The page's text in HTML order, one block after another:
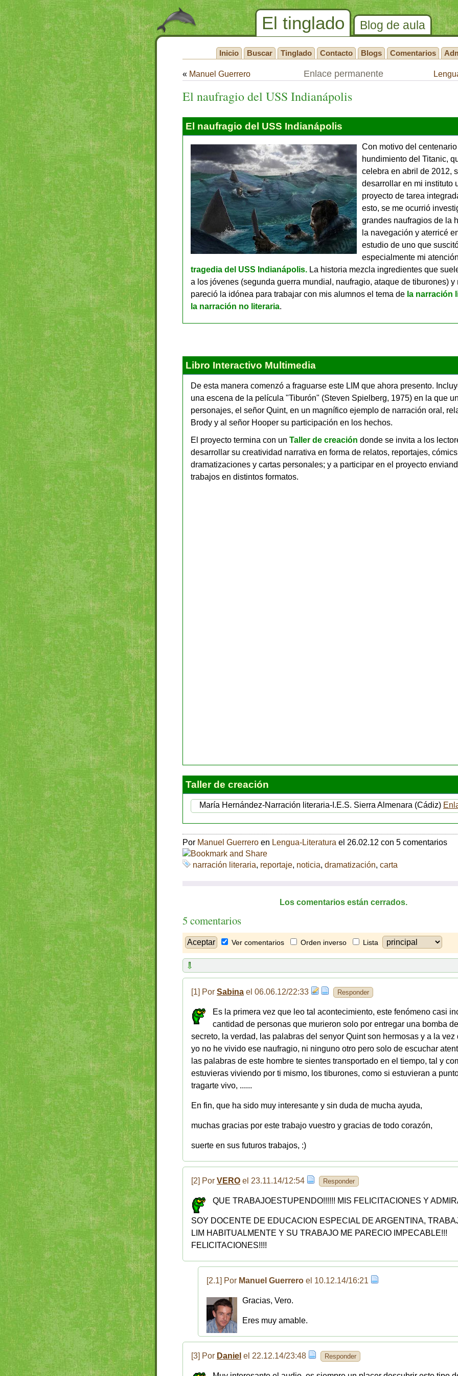
El tinglado Blog de aula
Inicio Buscar Tinglado Contacto Blogs Comentarios
Enlace permanente
« Manuel Guerrero
El naufragio del USS Indianápolis
El naufragio del USS Indianápolis
Con motivo del
hundimiento del Titanic,
celebra en abril de 2012,
desarrollar en mi instituto
proyecto de tarea
esto, se me ocurrió
grandes naufragios de la
la navegación y aterricé
estudio de uno que
especialmente mi
tragedia del USS Indianápolis. La historia mezcla ingredientes que
a los jóvenes (segunda guerra mundial, naufragio, ataque de tiburones) y
pareció la idónea para trabajar con mis alumnos el tema de la narración
la narración no literaria.
Libro Interactivo Multimedia
De esta manera comenzó a fraguarse este LIM que ahora presento.
una escena de la película "Tiburón" (Steven Spielberg, 1975) en la que
personajes, el señor Quint, en un magnífico ejemplo de narración oral,
Brody y al señor Hooper su participación en los hechos.
El proyecto termina con un Taller de creación donde se invita a los
desarrollar su creatividad narrativa en forma de relatos, reportajes,
dramatizaciones y cartas personales; y a participar en el proyecto
trabajos en distintos formatos.
Taller de creación
María Hernández-Narración literaria-I.E.S. Sierra Almenara (Cádiz)
Por Manuel Guerrero en Lengua-Literatura el 26.02.12 con 5 comentarios
narración literaria, reportaje, noticia, dramatización, carta
Los comentarios están cerrados.
5 comentarios
Ver comentarios Orden inverso Lista
[1] Por Sabina el 06.06.12/22:33 Responder
Es la primera vez que leo tal acontecimiento, este fenómeno casi
cantidad de personas que murieron solo por entregar una bomba
secreto, la verdad, las palabras del senyor Quint son hermosas y a la vez
yo no he vivido ese naufragio, ni ninguno otro pero solo de escuchar
las palabras de este hombre te sientes transportado en el tiempo, tal y
estuvieras viviendo por ti mismo, los tiburones, como si estuvieran a
tragarte vivo, ......
En fin, que ha sido muy interesante y sin duda de mucha ayuda,
muchas gracias por este trabajo vuestro y gracias de todo corazón,
suerte en sus futuros trabajos, :)
[2] Por VERO el 23.11.14/12:54 Responder
QUE TRABAJOESTUPENDO!!!!!! MIS FELICITACIONES Y
SOY DOCENTE DE EDUCACION ESPECIAL DE ARGENTINA,
LIM HABITUALMENTE Y SU TRABAJO ME PARECIO IMPECABLE!!!
FELICITACIONES!!!!
[2.1] Por Manuel Guerrero el 10.12.14/16:21
Gracias, Vero.
Eres muy amable.
[3] Por Daniel el 22.12.14/23:48 Responder